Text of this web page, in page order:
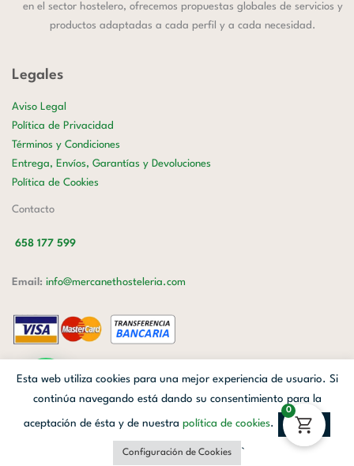
en el sector hostelero, ofrecemos propuestas globales de servicios y
productos adaptadas a cada perfil y a cada necesidad.
Legales
Aviso Legal
Política de Privacidad
Términos y Condiciones
Entrega, Envíos, Garantías y Devoluciones
Política de Cookies
Contacto
658 177 599
Email: info@mercanethosteleria.com
Mercanet © 2026.| Diseñado porAvanzada Digital| Webmaster
Facebook Linkedin Instagram
Esta web utiliza cookies para una mejor experiencia de usuario. Si
continúa navegando está dando su consentimiento para la
aceptación de ésta y de nuestra política de cookies. Aceptar
Configuración de Cookies `
0